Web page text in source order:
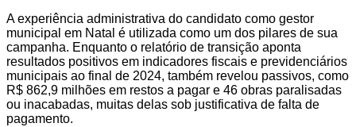
A experiência administrativa do candidato como gestor
municipal em Natal é utilizada como um dos pilares de sua
campanha. Enquanto o relatório de transição aponta
resultados positivos em indicadores fiscais e previdenciários
municipais ao final de 2024, também revelou passivos, como
R$ 862,9 milhões em restos a pagar e 46 obras paralisadas
ou inacabadas, muitas delas sob justificativa de falta de
pagamento.